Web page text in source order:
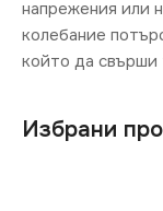
напрежения или
колебание
който да свърши
Избрани